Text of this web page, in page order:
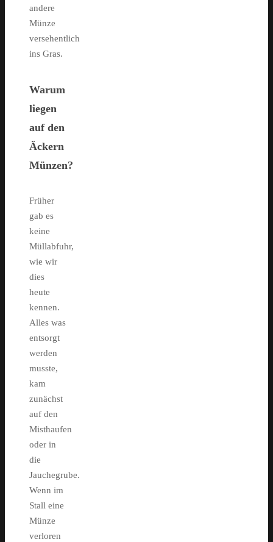
andere
Münze
versehentlich
ins Gras.
Warum
liegen
auf den
Äckern
Münzen?
Früher
gab es
keine
Müllabfuhr,
wie wir
dies
heute
kennen.
Alles was
entsorgt
werden
musste,
kam
zunächst
auf den
Misthaufen
oder in
die
Jauchegrube.
Wenn im
Stall eine
Münze
verloren